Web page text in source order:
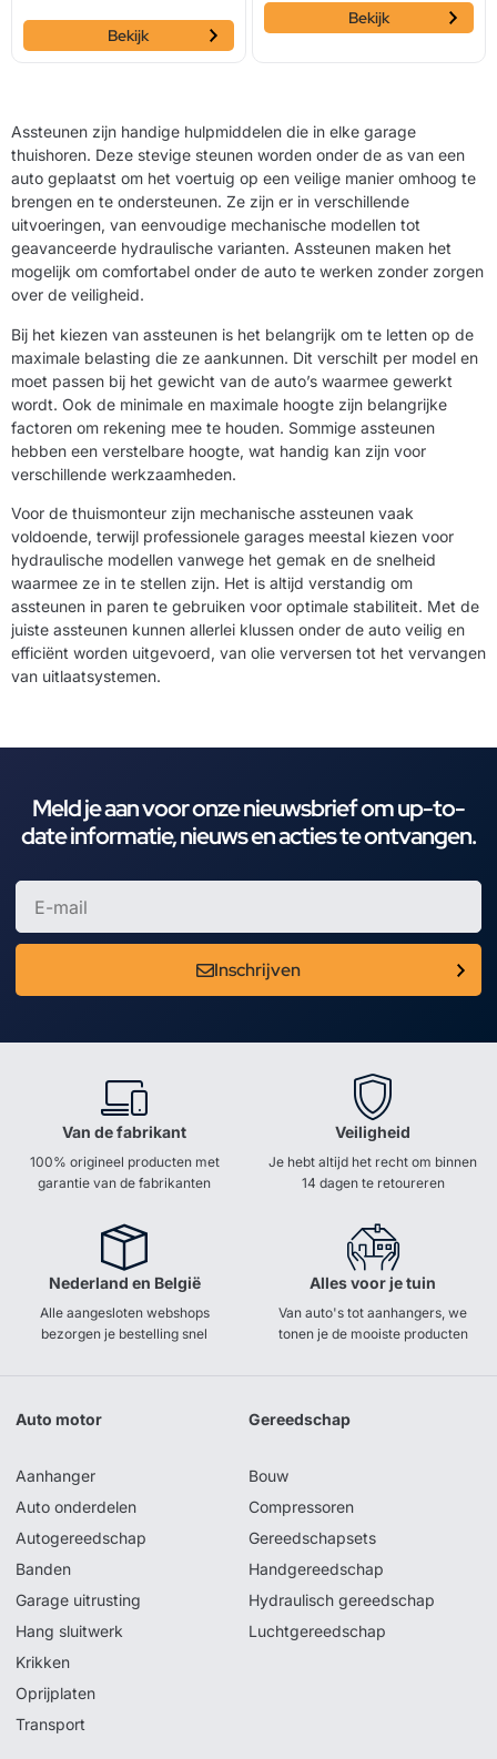
Bekijk
Bekijk
Assteunen zijn handige hulpmiddelen die in elke garage
thuishoren. Deze stevige steunen worden onder de as van een
auto geplaatst om het voertuig op een veilige manier omhoog te
brengen en te ondersteunen. Ze zijn er in verschillende
uitvoeringen, van eenvoudige mechanische modellen tot
geavanceerde hydraulische varianten. Assteunen maken het
mogelijk om comfortabel onder de auto te werken zonder zorgen
over de veiligheid.
Bij het kiezen van assteunen is het belangrijk om te letten op de
maximale belasting die ze aankunnen. Dit verschilt per model en
moet passen bij het gewicht van de auto’s waarmee gewerkt
wordt. Ook de minimale en maximale hoogte zijn belangrijke
factoren om rekening mee te houden. Sommige assteunen
hebben een verstelbare hoogte, wat handig kan zijn voor
verschillende werkzaamheden.
Voor de thuismonteur zijn mechanische assteunen vaak
voldoende, terwijl professionele garages meestal kiezen voor
hydraulische modellen vanwege het gemak en de snelheid
waarmee ze in te stellen zijn. Het is altijd verstandig om
assteunen in paren te gebruiken voor optimale stabiliteit. Met de
juiste assteunen kunnen allerlei klussen onder de auto veilig en
efficiënt worden uitgevoerd, van olie verversen tot het vervangen
van uitlaatsystemen.
Meld je aan voor onze nieuwsbrief om up-to-
date informatie, nieuws en acties te ontvangen.
Inschrijven
Van de fabrikant
100% origineel producten met
garantie van de fabrikanten
Veiligheid
Je hebt altijd het recht om binnen
14 dagen te retoureren
Nederland en België
Alle aangesloten webshops
bezorgen je bestelling snel
Alles voor je tuin
Van auto's tot aanhangers, we
tonen je de mooiste producten
Auto motor
Aanhanger
Auto onderdelen
Autogereedschap
Banden
Garage uitrusting
Hang sluitwerk
Krikken
Oprijplaten
Transport
Gereedschap
Bouw
Compressoren
Gereedschapsets
Handgereedschap
Hydraulisch gereedschap
Luchtgereedschap